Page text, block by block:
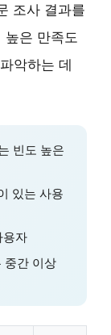
조사 결과를
은 만족도
악하는 데
빈도 높은
있는 사용
용자
중간 이상